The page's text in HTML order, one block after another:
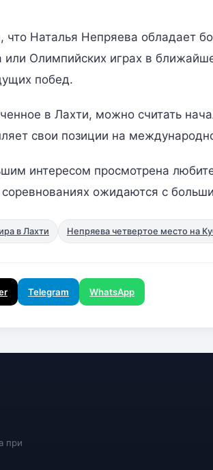
что Наталья Непряева обладает
Олимпийских играх в
побед.
в Лахти, можно считать
свои позиции на
интересом просмотрена
ожидаются с
в Лахти Непряева четвертое место на
Telegram WhatsApp
при